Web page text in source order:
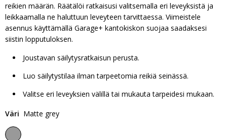
reikien määrän. Räätälöi ratkaisusi valitsemalla eri leveyksistä ja
leikkaamalla ne haluttuun leveyteen tarvittaessa. Viimeistele
asennus käyttämällä Garage+ kantokiskon suojaa saadaksesi
siistin lopputuloksen.
Joustavan säilytysratkaisun perusta.
Luo säilytystilaa ilman tarpeetomia reikiä seinässä.
Valitse eri leveyksien välillä tai mukauta tarpeidesi mukaan.
Väri Matte grey